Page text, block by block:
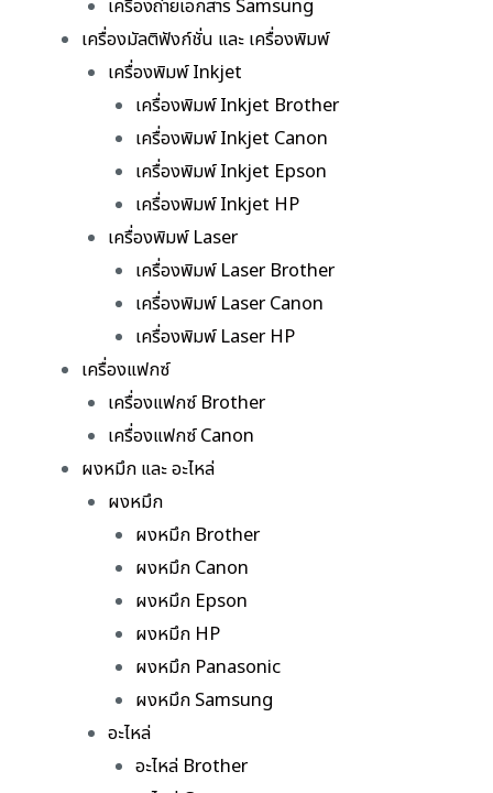
เครื่องถ่ายเอกสาร Samsung
เครื่องมัลติฟังก์ชั่น และ เครื่องพิมพ์
เครื่องพิมพ์ Inkjet
เครื่องพิมพ์ Inkjet Brother
เครื่องพิมพ์ Inkjet Canon
เครื่องพิมพ์ Inkjet Epson
เครื่องพิมพ์ Inkjet HP
เครื่องพิมพ์ Laser
เครื่องพิมพ์ Laser Brother
เครื่องพิมพ์ Laser Canon
เครื่องพิมพ์ Laser HP
เครื่องแฟกซ์
เครื่องแฟกซ์ Brother
เครื่องแฟกซ์ Canon
ผงหมึก และ อะไหล่
ผงหมึก
ผงหมึก Brother
ผงหมึก Canon
ผงหมึก Epson
ผงหมึก HP
ผงหมึก Panasonic
ผงหมึก Samsung
อะไหล่
อะไหล่ Brother